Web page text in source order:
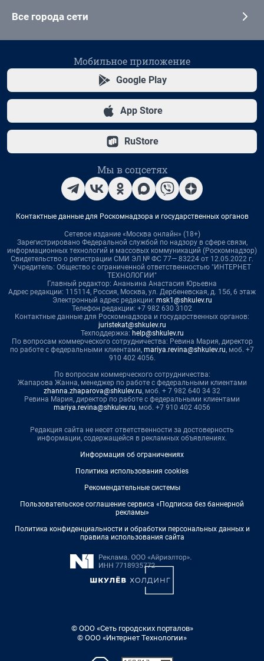
Все города сети
Мобильное приложение
Google Play
App Store
RuStore
Мы в соцсетях
Контактные данные для Роскомнадзора и государственных органов
Сетевое издание «Москва онлайн» (18+)
Зарегистрировано Федеральной службой по надзору в сфере связи,
информационных технологий и массовых коммуникаций (Роскомнадзор)
Свидетельство о регистрации СМИ ЭЛ № ФС 77— 83224 от 12.05.2022 г.
Учредитель: Общество с ограниченной ответственностью "ИНТЕРНЕТ
ТЕХНОЛОГИИ"
Главный редактор: Ананьина Анастасия Юрьевна
Адрес редакции: 115114, Россия, Москва, ул. Дербеневская, д. 15б, 6 этаж
Электронный адрес редакции: msk1@shkulev.ru
Телефон редакции: +7 982 630 3102
Контактные данные для Роскомнадзора и государственных органов:
juristekat@shkulev.ru
Техподдержка: help@shkulev.ru
По вопросам коммерческого сотрудничества: Ревина Мария, директор
по работе с федеральными клиентами, mariya.revina@shkulev.ru, моб. +7
910 402 4056.
По вопросам коммерческого сотрудничества:
Жапарова Жанна, менеджер по работе с федеральными клиентами
zhanna.zhaparova@shkulev.ru, моб. + 7 982 640 34 32
Ревина Мария, директор по работе с федеральными клиентами
mariya.revina@shkulev.ru, моб. +7 910 402 4056
Редакция сайта не несет ответственности за достоверность
информации, содержащейся в рекламных объявлениях.
Информация об ограничениях
Политика использования cookies
Рекомендательные системы
Пользовательское соглашение сервиса «Подписка без баннерной
рекламы»
Политика конфиденциальности и обработки персональных данных и
правила использования сайта
© ООО «Сеть городских порталов»
© ООО «Интернет Технологии»